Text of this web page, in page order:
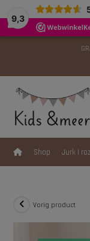
9,3
Shop Jurk |
Vorig product